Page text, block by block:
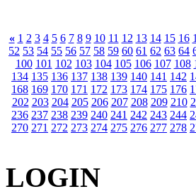
« 1 2 3 4 5 6 7 8 9 10 11 12 13 14 15 16
52 53 54 55 56 57 58 59 60 61 62 63 64
100 101 102 103 104 105 106 107 108
134 135 136 137 138 139 140 141 142
168 169 170 171 172 173 174 175 176
202 203 204 205 206 207 208 209 210
236 237 238 239 240 241 242 243 244
270 271 272 273 274 275 276 277 278
LOGIN